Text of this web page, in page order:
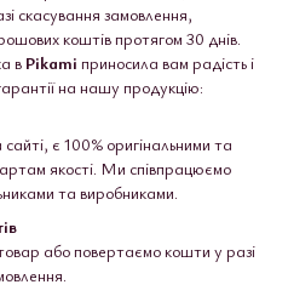
скасування замовлення,
коштів протягом 30 днів.
в Pikami приносила вам радість і
на нашу продукцію:
є 100% оригінальними та
якості. Ми співпрацюємо
та виробниками.
або повертаємо кошти у разі